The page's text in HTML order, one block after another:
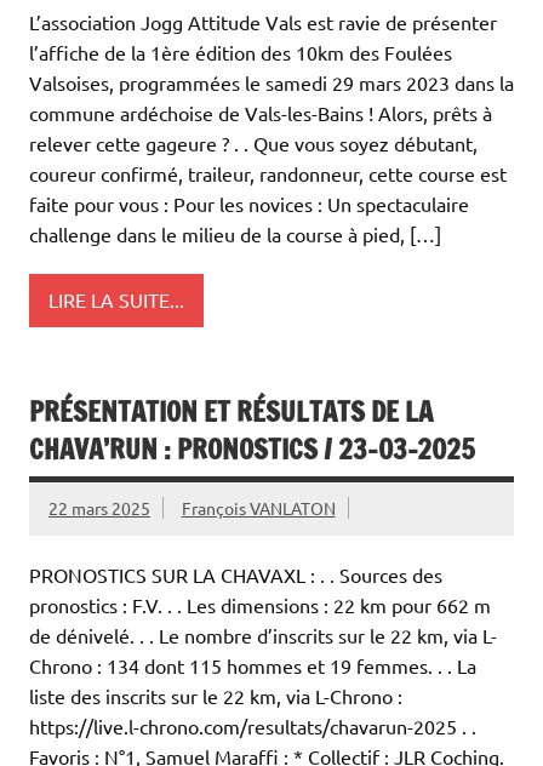
L’association Jogg Attitude Vals est ravie de présenter
l’affiche de la 1ère édition des 10km des Foulées
Valsoises, programmées le samedi 29 mars 2023 dans la
commune ardéchoise de Vals-les-Bains ! Alors, prêts à
relever cette gageure ? . . Que vous soyez débutant,
coureur confirmé, traileur, randonneur, cette course est
faite pour vous : Pour les novices : Un spectaculaire
challenge dans le milieu de la course à pied, […]
LIRE LA SUITE...
PRÉSENTATION ET RÉSULTATS DE LA
CHAVA’RUN : PRONOSTICS / 23-03-2025
22 mars 2025 François VANLATON
PRONOSTICS SUR LA CHAVAXL : . . Sources des
pronostics : F.V. . . Les dimensions : 22 km pour 662 m
de dénivelé. . . Le nombre d’inscrits sur le 22 km, via L-
Chrono : 134 dont 115 hommes et 19 femmes. . . La
liste des inscrits sur le 22 km, via L-Chrono :
https://live.l-chrono.com/resultats/chavarun-2025 . .
Favoris : N°1, Samuel Maraffi : * Collectif : JLR Coching.